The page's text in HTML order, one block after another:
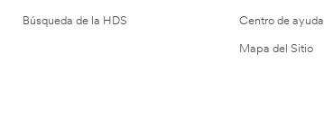
Búsqueda de la HDS Centro de ayuda
Mapa del Sitio